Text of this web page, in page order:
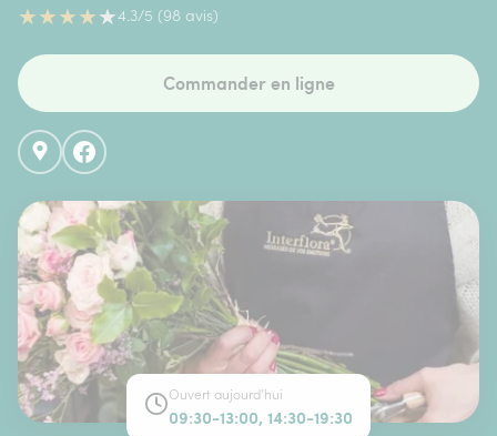
★★★★★4.3/5 (98 avis)
Commander en ligne
Ouvert aujourd'hui
09:30-13:00, 14:30-19:30